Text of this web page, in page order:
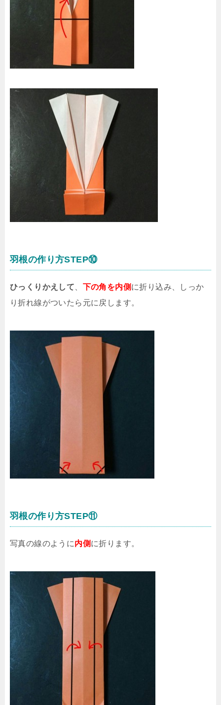
羽根の作り方STEP⑩
ひっくりかえして 下の角を内側 に折り込み、しっか
り折れ線がついたら元に戻します。
羽根の作り方STEP⑪
写真の線のように内側 に折ります。